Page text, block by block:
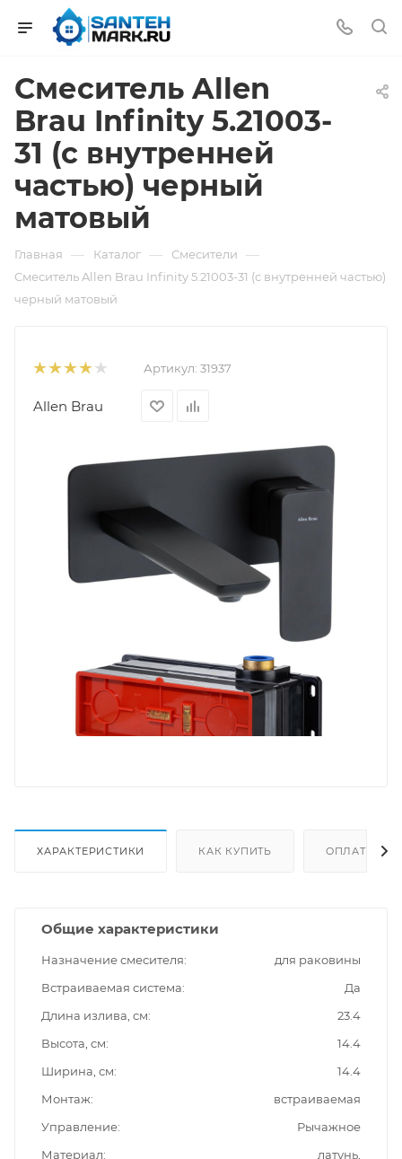
Смеситель Allen
Brau Infinity 5.21003-
31 (с внутренней
частью) черный
матовый
Главная — Каталог — Смесители —
Смеситель Allen Brau Infinity 5.21003-31 (с внутренней частью)
черный матовый
Артикул: 31937
Allen Brau
ХАРАКТЕРИСТИКИ КАК КУПИТЬ ОПЛАТА
Общие характеристики
Назначение смесителя
для раковины
Встраиваемая система
Да
Длина излива, см
23.4
Высота, см
14.4
Ширина, см
14.4
Монтаж
встраиваемая
Управление
Рычажное
Материал
латунь,